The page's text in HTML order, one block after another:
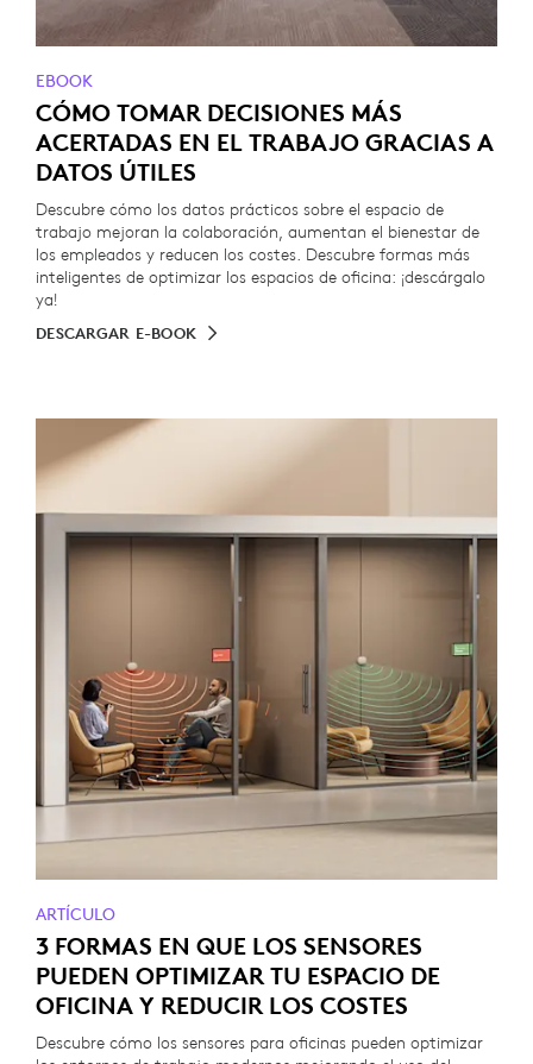
EBOOK
CÓMO TOMAR DECISIONES MÁS
ACERTADAS EN EL TRABAJO GRACIAS A
DATOS ÚTILES
Descubre cómo los datos prácticos sobre el espacio de
trabajo mejoran la colaboración, aumentan el bienestar de
los empleados y reducen los costes. Descubre formas más
inteligentes de optimizar los espacios de oficina: ¡descárgalo
ya!
DESCARGAR E-BOOK
ARTÍCULO
3 FORMAS EN QUE LOS SENSORES
PUEDEN OPTIMIZAR TU ESPACIO DE
OFICINA Y REDUCIR LOS COSTES
Descubre cómo los sensores para oficinas pueden optimizar